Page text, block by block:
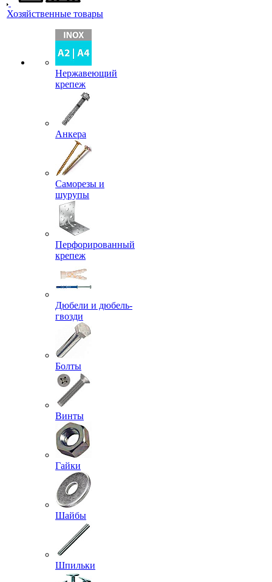
Хозяйственные товары
Нержавеющий
крепеж
Анкера
Саморезы и
шурупы
Перфорированный
крепеж
Дюбели и дюбель-
гвозди
Болты
Винты
Гайки
Шайбы
Шпильки